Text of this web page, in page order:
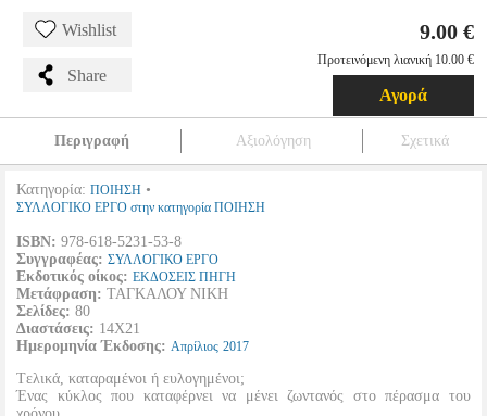
Wishlist
Share
9.00 €
Προτεινόμενη λιανική 10.00 €
Αγορά
Περιγραφή Αξιολόγηση Σχετικά
Κατηγορία: ΠΟΙΗΣΗ •
ΣΥΛΛΟΓΙΚΟ ΕΡΓΟ στην κατηγορία ΠΟΙΗΣΗ
ISBN: 978-618-5231-53-8
Συγγραφέας: ΣΥΛΛΟΓΙΚΟ ΕΡΓΟ
Εκδοτικός οίκος: ΕΚΔΟΣΕΙΣ ΠΗΓΗ
Μετάφραση: ΤΑΓΚΑΛΟΥ ΝΙΚΗ
Σελίδες: 80
Διαστάσεις: 14Χ21
Ημερομηνία Έκδοσης: Απρίλιος 2017
Tελικά, καταραμένοι ή ευλογημένοι;
Ένας κύκλος που καταφέρνει να μένει ζωντανός στο πέρασμα του